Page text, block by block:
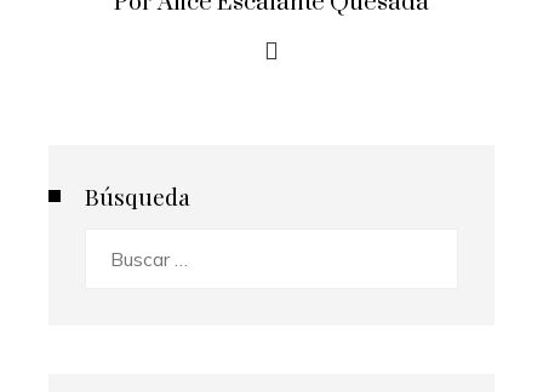
Búsqueda